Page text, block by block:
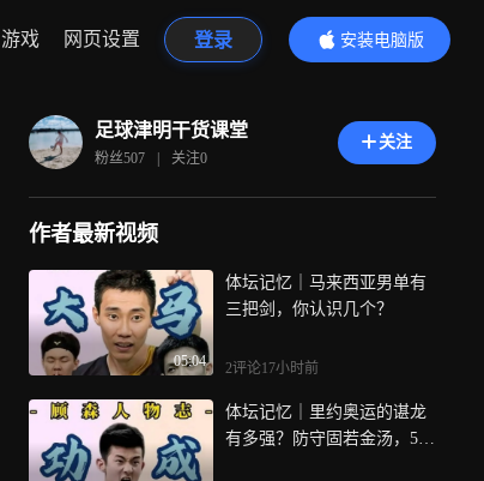
游戏 网页设置 登录
安装电脑版
内容更精彩
足球津明干货课堂
粉丝507 | 关注0
关注
作者最新视频
05:04
体坛记忆｜马来西亚男单有
三把剑，你认识几个？
2评论17小时前
体坛记忆｜里约奥运的谌龙
有多强？防守固若金汤，5场